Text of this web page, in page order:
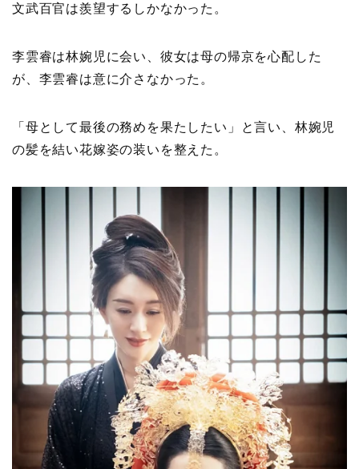
文武百官は羨望するしかなかった。
李雲睿は林婉児に会い、彼女は母の帰京を心配した
が、李雲睿は意に介さなかった。
「母として最後の務めを果たしたい」と言い、林婉児
の髪を結い花嫁姿の装いを整えた。